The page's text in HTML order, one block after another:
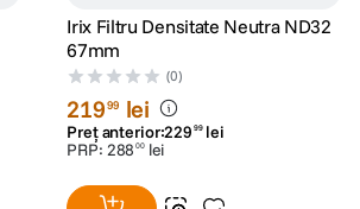
Irix Filtru Densitate Neutra ND32
67mm
(0)
21999 lei
Preț anterior:229 99 lei
PRP: 288 00 lei